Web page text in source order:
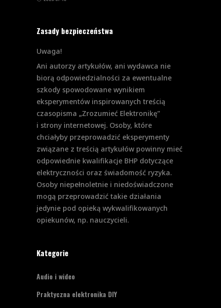
Zasady bezpieczeństwa
Uwaga!
Ani autorzy artykułów, ani wydawca nie
biorą odpowiedzialności za ewentualne
szkody spowodowane wynikiem
eksperymentów inspirowanych treścią
czasopisma „Zrozumieć Elektronikę”
i strony internetowej. Osoby, które
chciałyby przeprowadzić eksperymenty
związane z treścią artykułów powinny mieć
odpowiednie kwalifikacje BHP dotyczące
elektryczności oraz świadomość ryzyka.
Osoby niepełnoletnie i niedoświadczone
mogą przeprowadzić takie działania
jedynie pod opieką wykwalifikowanych
opiekunów, np. nauczycieli.
Kategorie
Audio i wideo
Praktyczna elektronika DIY